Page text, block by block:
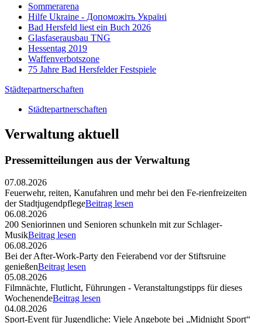
Sommerarena
Hilfe Ukraine - Допоможіть Україні
Bad Hersfeld liest ein Buch 2026
Glasfaserausbau TNG
Hessentag 2019
Waffenverbotszone
75 Jahre Bad Hersfelder Festspiele
Städtepartnerschaften
Städtepartnerschaften
Verwaltung aktuell
Pressemitteilungen aus der Verwaltung
07.08.2026
Feuerwehr, reiten, Kanufahren und mehr bei den Fe-rienfreizeiten
der StadtjugendpflegeBeitrag lesen
06.08.2026
200 Seniorinnen und Senioren schunkeln mit zur Schlager-
MusikBeitrag lesen
06.08.2026
Bei der After-Work-Party den Feierabend vor der Stiftsruine
genießenBeitrag lesen
05.08.2026
Filmnächte, Flutlicht, Führungen - Veranstaltungstipps für dieses
WochenendeBeitrag lesen
04.08.2026
Sport-Event für Jugendliche: Viele Angebote bei „Midnight Sport“